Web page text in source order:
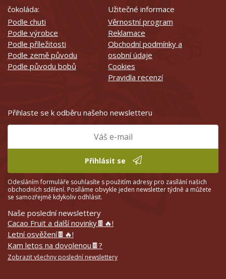
čokoláda:
Podle chuti
Podle výrobce
Podle příležitosti
Podle země původu
Podle původu bobů
Užitečné informace
Věrnostní program
Reklamace
Obchodní podmínky a
osobní údaje
Cookies
Pravidla recenzí
Přihlaste se k odběru našeho newsletteru
Přihlásit se
Odesláním formuláře souhlasíte s použitím adresy pro zasílání našich
obchodních sdělení. Posíláme obvykle jeden newsletter týdně a můžete
se samozřejmě kdykoliv odhlásit.
Naše poslední newslettery
Cacao Fruit a další novinky🍫🔥!
Letní osvěžení🍫🔥!
Kam letos na dovolenou🍫?
Zobrazit všechny poslední newslettery